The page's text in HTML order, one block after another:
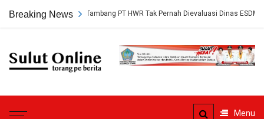
Breaking News
Persetujuan Tambang PT HWR Tak Pernah Dievaluasi Dinas ESDM
Sulut
Menu